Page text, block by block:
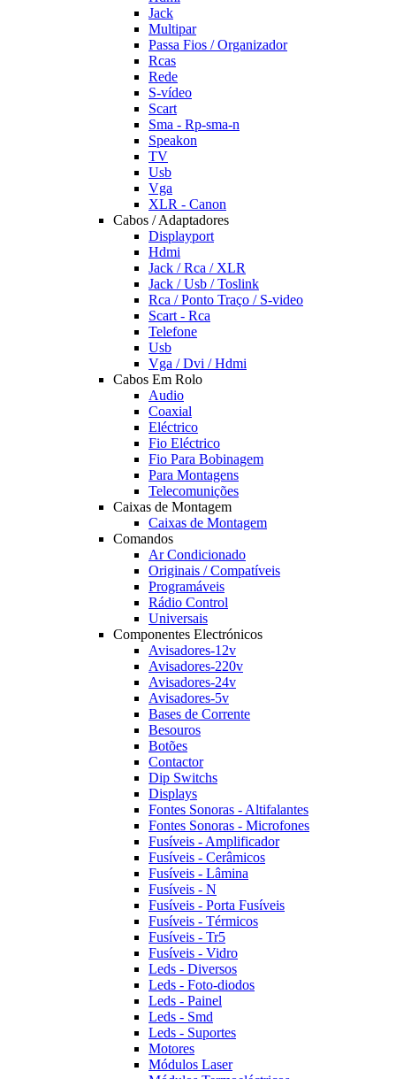
Jack
Multipar
Passa Fios / Organizador
Rcas
Rede
S-vídeo
Scart
Sma - Rp-sma-n
Speakon
TV
Usb
Vga
XLR - Canon
Cabos / Adaptadores
Displayport
Hdmi
Jack / Rca / XLR
Jack / Usb / Toslink
Rca / Ponto Traço / S-video
Scart - Rca
Telefone
Usb
Vga / Dvi / Hdmi
Cabos Em Rolo
Audio
Coaxial
Eléctrico
Fio Eléctrico
Fio Para Bobinagem
Para Montagens
Telecomunições
Caixas de Montagem
Caixas de Montagem
Comandos
Ar Condicionado
Originais / Compatíveis
Programáveis
Rádio Control
Universais
Componentes Electrónicos
Avisadores-12v
Avisadores-220v
Avisadores-24v
Avisadores-5v
Bases de Corrente
Besouros
Botões
Contactor
Dip Switchs
Displays
Fontes Sonoras - Altifalantes
Fontes Sonoras - Microfones
Fusíveis - Amplificador
Fusíveis - Cerâmicos
Fusíveis - Lâmina
Fusíveis - N
Fusíveis - Porta Fusíveis
Fusíveis - Térmicos
Fusíveis - Tr5
Fusíveis - Vidro
Leds - Diversos
Leds - Foto-diodos
Leds - Painel
Leds - Smd
Leds - Suportes
Motores
Módulos Laser